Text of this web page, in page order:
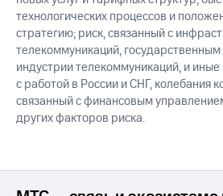
технологических процессов и
стратегию; риск, связанный с
телекоммуникаций,
индустрии телекоммуникаций, и иные
с работой в России и СНГ, колебания
связанный с финансовым
других факторов риска.